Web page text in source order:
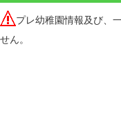
プレ幼稚園情報及び、
せん。